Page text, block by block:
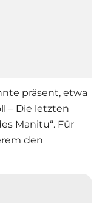
präsent, etwa
– Die letzten
Manitu“. Für
den